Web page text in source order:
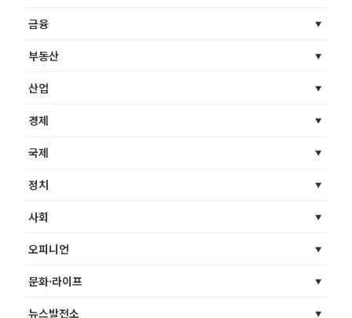
금융
부동산
산업
경제
국제
정치
사회
오피니언
문화·라이프
뉴스발전소